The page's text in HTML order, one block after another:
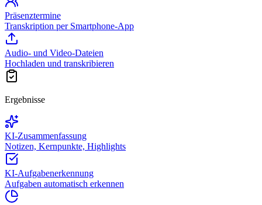
Präsenztermine
Transkription per Smartphone-App
Audio- und Video-Dateien
Hochladen und transkribieren
Ergebnisse
KI-Zusammenfassung
Notizen, Kernpunkte, Highlights
KI-Aufgabenerkennung
Aufgaben automatisch erkennen